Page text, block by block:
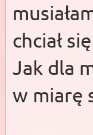
chciał
Jak dla
w miarę